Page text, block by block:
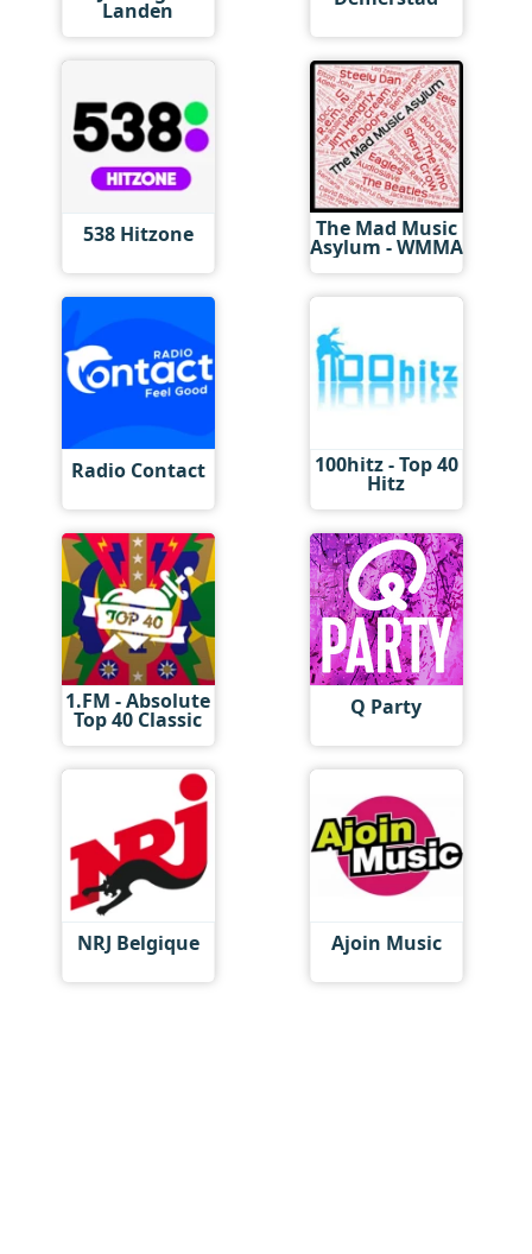
Landen
538 Hitzone The Mad Music
Asylum - WMMA
Radio Contact 100hitz - Top 40
Hitz
1.FM - Absolute
Top 40 Classic Q Party
NRJ Belgique Ajoin Music